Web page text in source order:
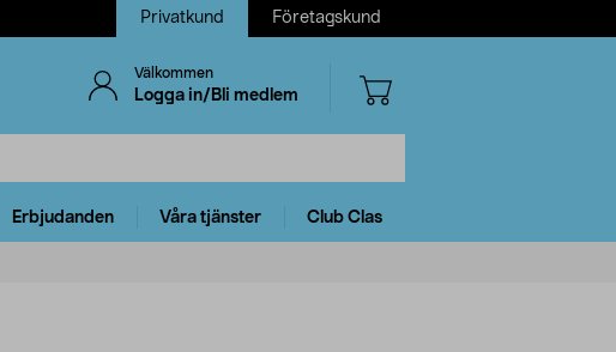
Privatkund Företagskund
Välkommen
Logga in/Bli medlem
Erbjudanden Våra tjänster Club Clas